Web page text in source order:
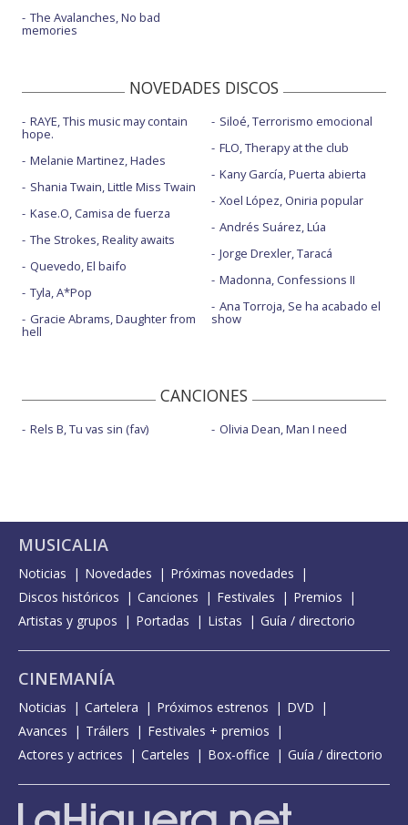
The Avalanches, No bad
memories
NOVEDADES DISCOS
RAYE, This music may contain
hope.
Melanie Martinez, Hades
Shania Twain, Little Miss Twain
Kase.O, Camisa de fuerza
The Strokes, Reality awaits
Quevedo, El baifo
Tyla, A*Pop
Gracie Abrams, Daughter from
hell
Siloé, Terrorismo emocional
FLO, Therapy at the club
Kany García, Puerta abierta
Xoel López, Oniria popular
Andrés Suárez, Lúa
Jorge Drexler, Taracá
Madonna, Confessions II
Ana Torroja, Se ha acabado el
show
CANCIONES
Rels B, Tu vas sin (fav) Olivia Dean, Man I need
MUSICALIA
Noticias Novedades
Próximas novedades
Discos históricos
Canciones Festivales
Premios
Artistas y grupos
Portadas Listas Guía / directorio
CINEMANÍA
Noticias Cartelera Próximos estrenos
DVD
Avances
Tráilers
Festivales + premios
Actores y actrices
Carteles Box-office Guía / directorio